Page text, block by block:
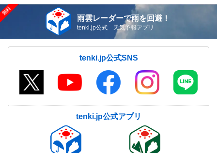
雨雲レーダーで雨を回避！
tenki.jp公式 天気予報アプリ
tenki.jp公式SNS
tenki.jp公式アプリ